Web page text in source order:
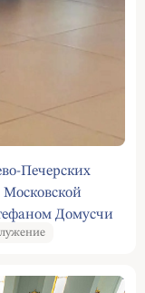
Печерских
Московской
Домусчи